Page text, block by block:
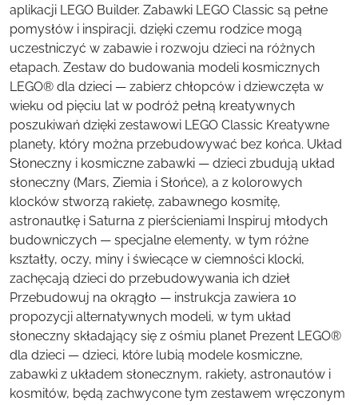
aplikacji LEGO Builder. Zabawki LEGO Classic są pełne
pomysłów i inspiracji, dzięki czemu rodzice mogą
uczestniczyć w zabawie i rozwoju dzieci na różnych
etapach. Zestaw do budowania modeli kosmicznych
LEGO® dla dzieci — zabierz chłopców i dziewczęta w
wieku od pięciu lat w podróż pełną kreatywnych
poszukiwań dzięki zestawowi LEGO Classic Kreatywne
planety, który można przebudowywać bez końca. Układ
Słoneczny i kosmiczne zabawki — dzieci zbudują układ
słoneczny (Mars, Ziemia i Słońce), a z kolorowych
klocków stworzą rakietę, zabawnego kosmitę,
astronautkę i Saturna z pierścieniami Inspiruj młodych
budowniczych — specjalne elementy, w tym różne
kształty, oczy, miny i świecące w ciemności klocki,
zachęcają dzieci do przebudowywania ich dzieł
Przebudowuj na okrągło — instrukcja zawiera 10
propozycji alternatywnych modeli, w tym układ
słoneczny składający się z ośmiu planet Prezent LEGO®
dla dzieci — dzieci, które lubią modele kosmiczne,
zabawki z układem słonecznym, rakiety, astronautów i
kosmitów, będą zachwycone tym zestawem wręczonym